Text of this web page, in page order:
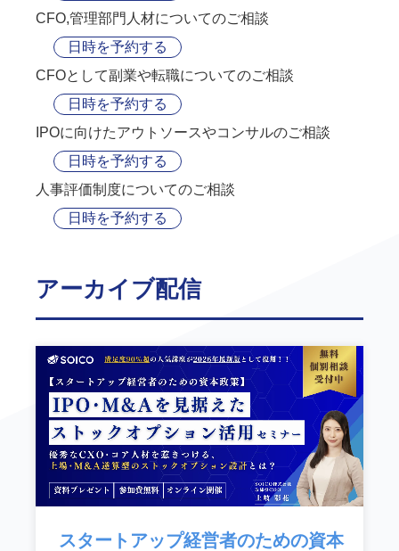
CFO,管理部門人材についてのご相談
日時を予約する
CFOとして副業や転職についてのご相談
日時を予約する
IPOに向けたアウトソースやコンサルのご相談
日時を予約する
人事評価制度についてのご相談
日時を予約する
アーカイブ配信
スタートアップ経営者のための資本